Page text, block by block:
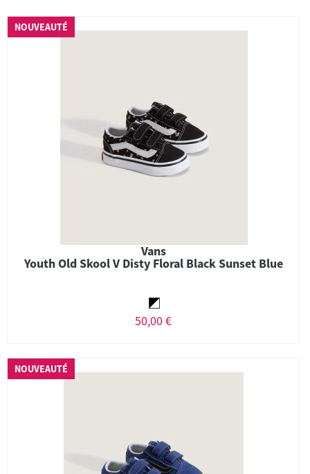
NOUVEAUTÉ
Vans
Youth Old Skool V Disty Floral Black Sunset Blue
50,00 €
NOUVEAUTÉ